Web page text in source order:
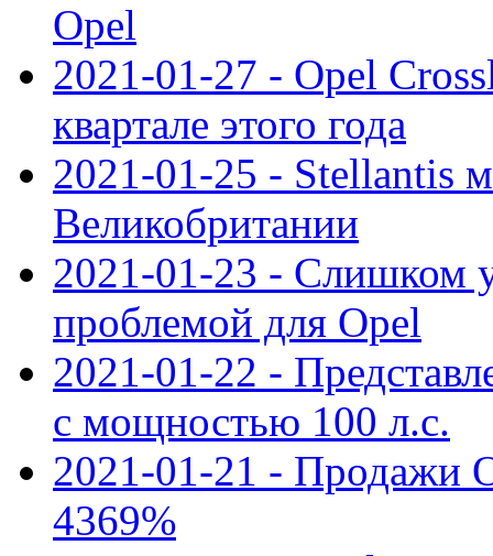
Opel
2021-01-27 - Opel
квартале этого года
2021-01-25 - Stellantis
Великобритании
2021-01-23 - Слишком
проблемой для Opel
2021-01-22 -
с мощностью 100 л.с.
2021-01-21 - Продажи
4369%